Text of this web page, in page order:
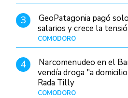
3
GeoPatagonia pagó
salarios y crece la
COMODORO
4
Narcomenudeo en el
vendía droga "a
Rada Tilly
COMODORO